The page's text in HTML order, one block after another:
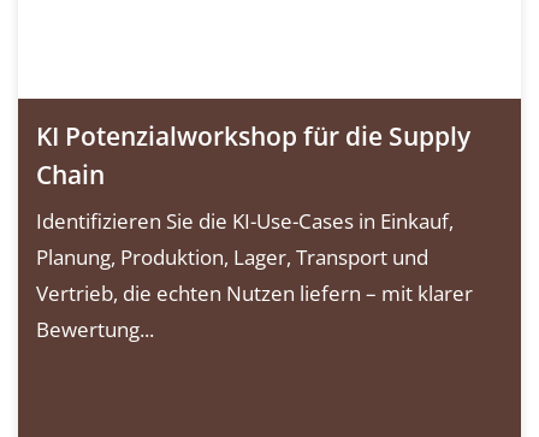
KI Potenzialworkshop für die Supply
Chain
Identifizieren Sie die KI-Use-Cases in Einkauf,
Planung, Produktion, Lager, Transport und
Vertrieb, die echten Nutzen liefern – mit klarer
Bewertung...